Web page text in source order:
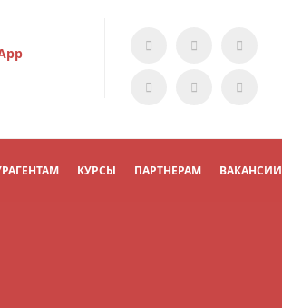
КУРСЫ ПАРТНЕРАМ ВАКАНСИИ